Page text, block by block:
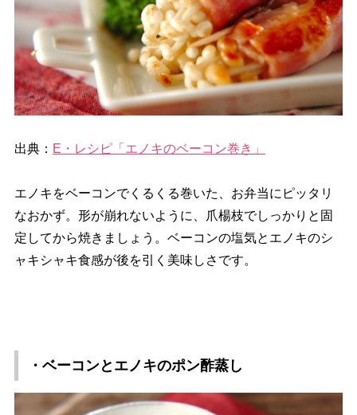
出典： E・レシピ「エノキのベーコン巻き」
エノキをベーコンでくるくる巻いた、お弁当にピッタリ
なおかず。形が崩れないように、爪楊枝でしっかりと固
定してから焼きましょう。ベーコンの塩気とエノキのシ
ャキシャキ食感が後を引く美味しさです。
・ベーコンとエノキのポン酢蒸し